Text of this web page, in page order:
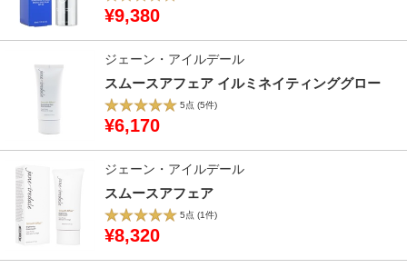
¥9,380
ジェーン・アイルデール
スムースアフェア イルミネイティンググロー
5点 (5件)
¥6,170
ジェーン・アイルデール
スムースアフェア
5点 (1件)
¥8,320